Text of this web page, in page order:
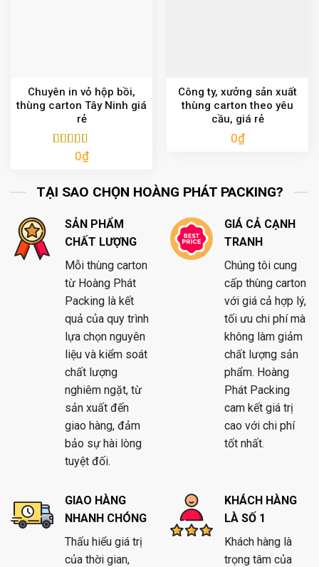
Chuyên in vỏ hộp bồi,
thùng carton Tây Ninh giá
rẻ
Được xếp
0₫
Công ty, xưởng sản xuất
thùng carton theo yêu
cầu, giá rẻ
0₫
TẠI SAO CHỌN HOÀNG PHÁT PACKING?
SẢN PHẨM
CHẤT LƯỢNG
Mỗi thùng carton
từ Hoàng Phát
Packing là kết
quả của quy trình
lựa chọn nguyên
liệu và kiểm soát
chất lượng
nghiêm ngặt, từ
sản xuất đến
giao hàng, đảm
bảo sự hài lòng
tuyệt đối.
GIÁ CẢ CẠNH
TRANH
Chúng tôi cung
cấp thùng carton
với giá cả hợp lý,
tối ưu chi phí mà
không làm giảm
chất lượng sản
phẩm. Hoàng
Phát Packing
cam kết giá trị
cao với chi phí
tốt nhất.
GIAO HÀNG
NHANH CHÓNG
Thấu hiểu giá trị
của thời gian,
KHÁCH HÀNG
LÀ SỐ 1
Khách hàng là
trọng tâm của